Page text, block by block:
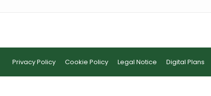
Privacy Policy Cookie Policy Legal Notice Digital Plans